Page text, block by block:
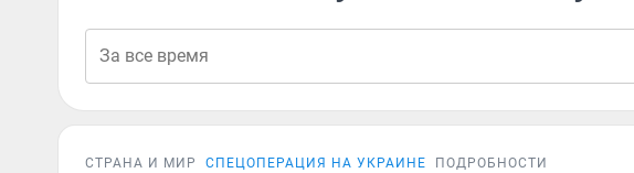
СТРАНА И МИР СПЕЦОПЕРАЦИЯ НА УКРАИНЕ ПОДРОБНОСТИ